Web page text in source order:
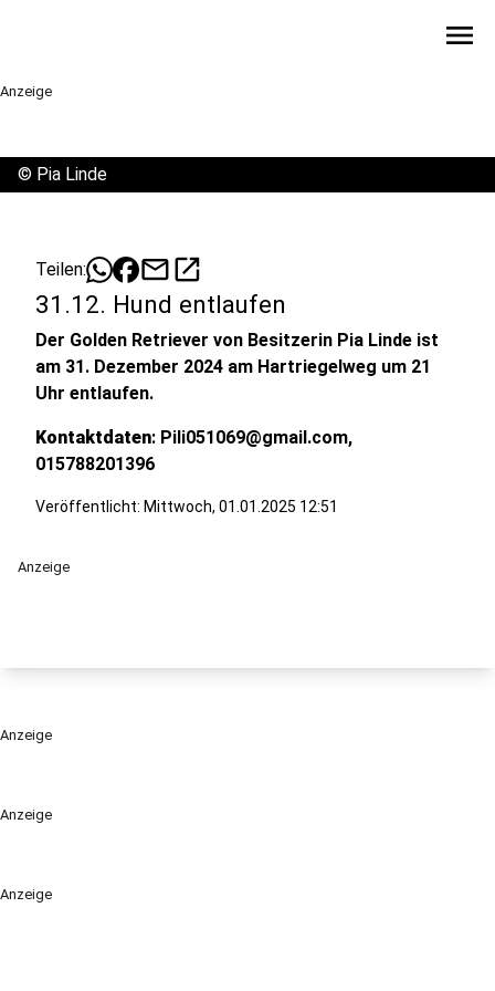
menu
Anzeige
Anzeige
Anzeige
© Pia Linde
Teilen: mailopen_in_new
31.12. Hund entlaufen
Der Golden Retriever von Besitzerin Pia Linde ist
am 31. Dezember 2024 am Hartriegelweg um 21
Uhr entlaufen.
Kontaktdaten: Pili051069@gmail.com,
015788201396
Veröffentlicht: Mittwoch, 01.01.2025 12:51
Anzeige
Anzeige